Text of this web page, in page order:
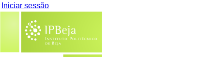
Iniciar sessão